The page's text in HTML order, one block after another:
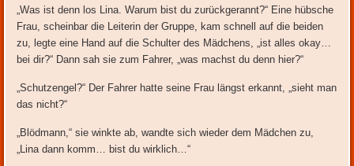
„Was ist denn los Lina. Warum bist du zurückgerannt?“ Eine hübsche
Frau, scheinbar die Leiterin der Gruppe, kam schnell auf die beiden
zu, legte eine Hand auf die Schulter des Mädchens, „ist alles okay…
bei dir?“ Dann sah sie zum Fahrer, „was machst du denn hier?“
„Schutzengel?“ Der Fahrer hatte seine Frau längst erkannt, „sieht man
das nicht?“
„Blödmann,“ sie winkte ab, wandte sich wieder dem Mädchen zu,
„Lina dann komm… bist du wirklich…“